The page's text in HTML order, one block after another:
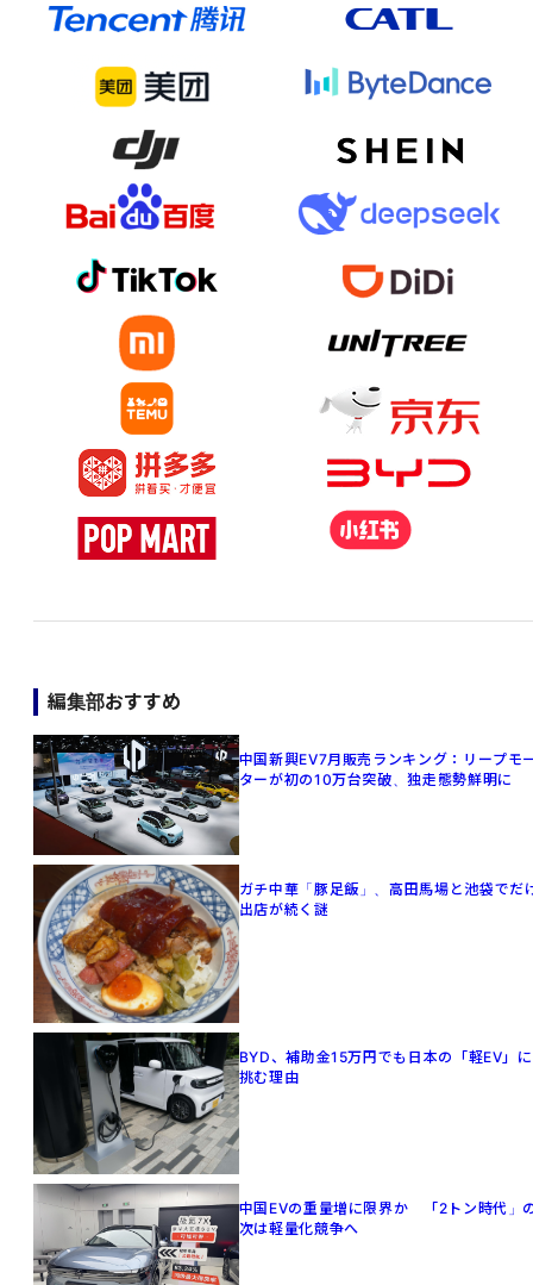
編集部おすすめ
中国新興EV7月販売ランキング：リープモ
ターが初の10万台突破、独走態勢鮮明に
ガチ中華「豚足飯」、高田馬場と池袋でだ
出店が続く謎
BYD、補助金15万円でも日本の「軽EV」に
挑む理由
中国EVの重量増に限界か 「2トン時代」
次は軽量化競争へ